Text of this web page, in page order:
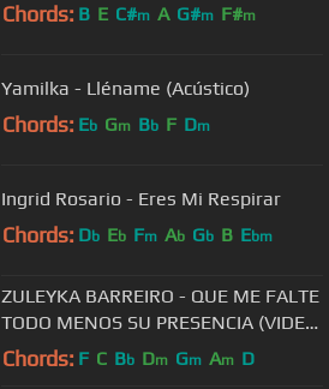
Chords: B E C#m A G#m F#m
Yamilka - Lléname (Acústico)
Chords: Eb Gm Bb F Dm
Ingrid Rosario - Eres Mi Respirar
Chords: Db Eb Fm Ab Gb B Ebm
ZULEYKA BARREIRO - QUE ME FALTE
TODO MENOS SU PRESENCIA (VIDEO
OFICIAL)
Chords: F C Bb Dm Gm Am D